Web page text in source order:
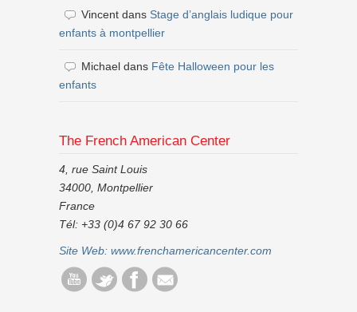
Vincent dans Stage d’anglais ludique pour
enfants à montpellier
Michael dans Fête Halloween pour les
enfants
The French American Center
4, rue Saint Louis
34000, Montpellier
France
Tél: +33 (0)4 67 92 30 66
Site Web: www.frenchamericancenter.com